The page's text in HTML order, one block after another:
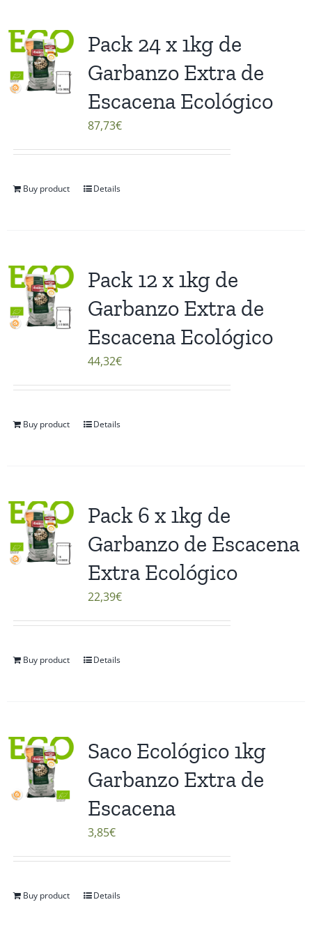
Pack 24 x 1kg de
Garbanzo Extra de
Escacena Ecológico
87,73€
Buy product Details
Pack 12 x 1kg de
Garbanzo Extra de
Escacena Ecológico
44,32€
Buy product Details
Pack 6 x 1kg de
Garbanzo de Escacena
Extra Ecológico
22,39€
Buy product Details
Saco Ecológico 1kg
Garbanzo Extra de
Escacena
3,85€
Buy product Details